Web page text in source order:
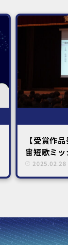
【受賞作
宙短歌ミ
2025.02.28